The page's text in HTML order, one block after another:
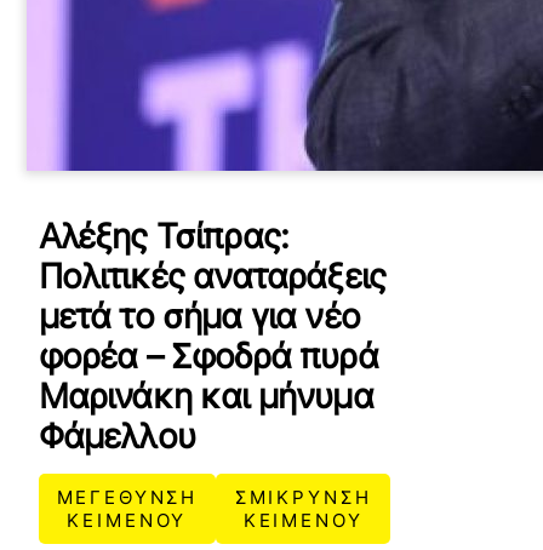
Αλέξης Τσίπρας:
Πολιτικές αναταράξεις
μετά το σήμα για νέο
φορέα – Σφοδρά πυρά
Μαρινάκη και μήνυμα
Φάμελλου
ΜΕΓΕΘΥΝΣΗ
ΚΕΙΜΕΝΟΥ
ΣΜΙΚΡΥΝΣΗ
ΚΕΙΜΕΝΟΥ